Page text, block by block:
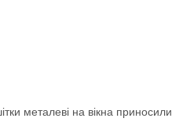
металеві на вікна приносили